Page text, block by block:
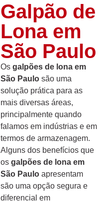
Galpão de
Lona em
São Paulo
Os galpões de lona em
São Paulo são uma
solução prática para as
mais diversas áreas,
principalmente quando
falamos em indústrias e em
termos de armazenagem.
Alguns dos benefícios que
os galpões de lona em
São Paulo apresentam
são uma opção segura e
diferencial em